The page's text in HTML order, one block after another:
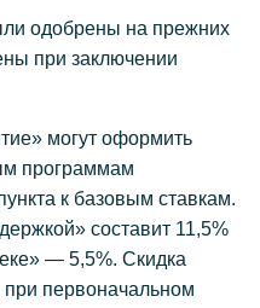
одобрены на прежних
при заключении
могут оформить
программам
к базовым ставкам.
составит 11,5%
— 5,5%. Скидка
первоначальном